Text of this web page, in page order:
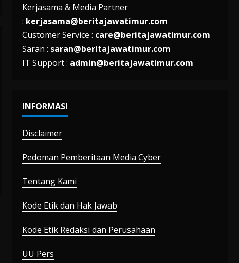
Kerjasama & Media Partner
: kerjasama@beritajawatimur.com
Customer Service : care@beritajawatimur.com
Saran : saran@beritajawatimur.com
IT Support : admin@beritajawatimur.com
INFORMASI
Disclaimer
Pedoman Pemberitaan Media Cyber
Tentang Kami
Kode Etik dan Hak Jawab
Kode Etik Redaksi dan Perusahaan
UU Pers